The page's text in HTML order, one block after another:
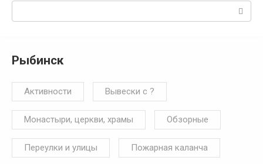
Рыбинск
Активности Вывески с ?
Монастыри, церкви, храмы Обзорные
Переулки и улицы Пожарная каланча